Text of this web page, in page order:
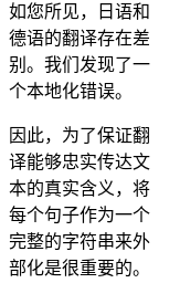
如您所见，日语和
德语的翻译存在差
别。我们发现了一
个本地化错误。
因此，为了保证翻
译能够忠实传达文
本的真实含义，将
每个句子作为一个
完整的字符串来外
部化是很重要的。